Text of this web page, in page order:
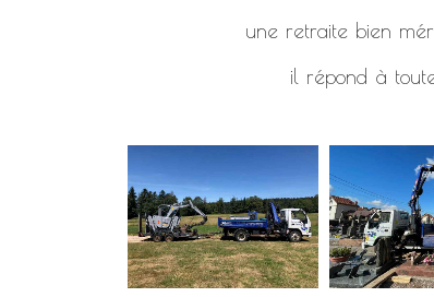
une retraite bien
il répond à